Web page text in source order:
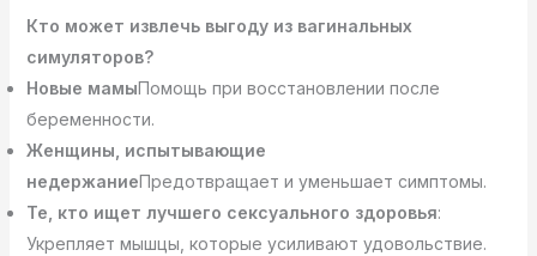
Кто может извлечь выгоду из вагинальных
симуляторов?
Новые мамыПомощь при восстановлении после
беременности.
Женщины, испытывающие
недержаниеПредотвращает и уменьшает симптомы.
Те, кто ищет лучшего сексуального здоровья:
Укрепляет мышцы, которые усиливают удовольствие.